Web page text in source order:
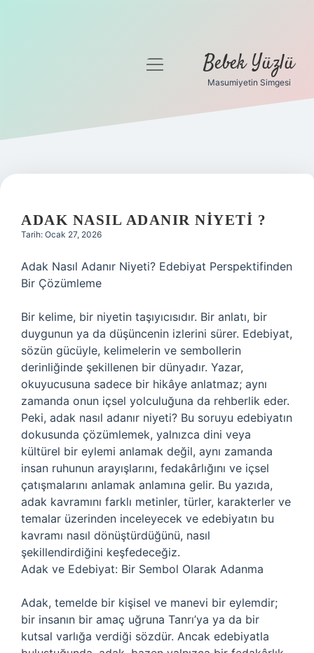
Gizlilik Politikası
Yasal Uyarı
menüyü
Bebek Yüzlü
Masumiyetin Simgesi
ADAK NASIL ADANIR NIYETI ?
Tarih: Ocak 27, 2026
Adak Nasıl Adanır Niyeti? Edebiyat Perspektifinden
Bir Çözümleme
Bir kelime, bir niyetin taşıyıcısıdır. Bir anlatı, bir
duygunun ya da düşüncenin izlerini sürer. Edebiyat,
sözün gücüyle, kelimelerin ve sembollerin
derinliğinde şekillenen bir dünyadır. Yazar,
okuyucusuna sadece bir hikâye anlatmaz; aynı
zamanda onun içsel yolculuğuna da rehberlik eder.
Peki, adak nasıl adanır niyeti? Bu soruyu edebiyatın
dokusunda çözümlemek, yalnızca dini veya
kültürel bir eylemi anlamak değil, aynı zamanda
insan ruhunun arayışlarını, fedakârlığını ve içsel
çatışmalarını anlamak anlamına gelir. Bu yazıda,
adak kavramını farklı metinler, türler, karakterler ve
temalar üzerinden inceleyecek ve edebiyatın bu
kavramı nasıl dönüştürdüğünü, nasıl
şekillendirdiğini keşfedeceğiz.
Adak ve Edebiyat: Bir Sembol Olarak Adanma
Adak, temelde bir kişisel ve manevi bir eylemdir;
bir insanın bir amaç uğruna Tanrı’ya ya da bir
kutsal varlığa verdiği sözdür. Ancak edebiyatla